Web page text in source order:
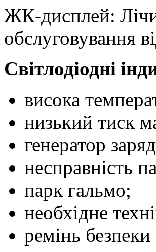
ЖК-дисплей:
обслуговування
Світлодіодні
висока
низький тиск
генератор
несправність
парк гальмо;
необхідне
ремінь безпеки